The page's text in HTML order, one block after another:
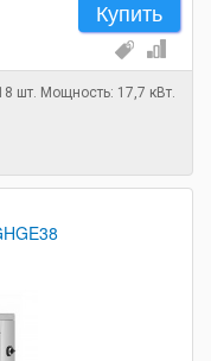
Купить
шт. Мощность: 17,7 кВт.